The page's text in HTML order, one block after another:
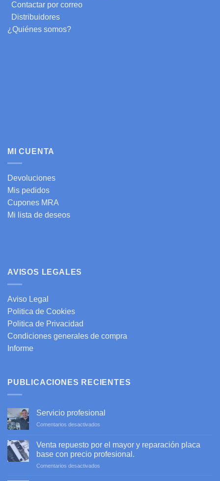
Contactar por correo
Distribuidores
¿Quiénes somos?
MI CUENTA
Devoluciones
Mis pedidos
Cupones MRA
Mi lista de deseos
AVISOS LEGALES
Aviso Legal
Politica de Cookies
Politica de Privacidad
Condiciones generales de compra
Informe
PUBLICACIONES RECIENTES
Servicio profesional
Comentarios desactivados
profesional
Venta repuesto por el mayor y reparación placa
base con precio profesional.
Comentarios desactivados